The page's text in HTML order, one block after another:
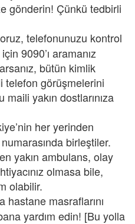
gönderin! Çünkü tedbirli
telefonunuzu kontrol
9090’ı aramanız
bütün kimlik
telefon görüşmelerini
maili yakın dostlarınıza
her yerinden
birleştiler.
yakın ambulans, olay
olmasa bile,
olabilir.
hastane masraflarını
yardım edin! [Bu yolla